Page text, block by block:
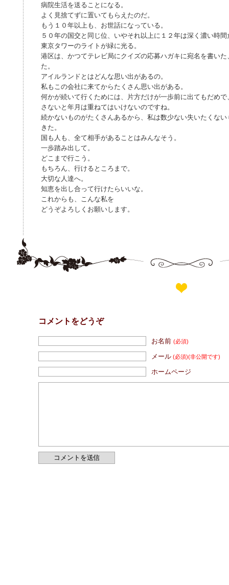
病院生活を送ることになる。
よく見捨てずに置いてもらえたのだ。
もう１０年以上も、お世話になっている。
５０年の国交と同じ位、いやそれ以上に１２年は深く濃い時間
東京タワーのライトが緑に光る。
港区は、かつてテレビ局にクイズの応募ハガキに宛名を書い
た。
アイルランドとはどんな思い出があるの。
私もこの会社に来てからたくさん思い出がある。
何かが続いて行くためには、片方だけが一歩前に出てもだめ
さないと年月は重ねてはいけないのですね。
続かないものがたくさんあるから、私は数少ない失いたくな
きた。
国も人も、全て相手があることはみんなそう。
一歩踏み出して。
どこまで行こう。
もちろん、行けるところまで。
大切な人達へ。
知恵を出し合って行けたらいいな。
これからも、こんな私を
どうぞよろしくお願いします。
コメントをどうぞ
お名前(必須)
メール (必須)(非公開です)
ホームページ